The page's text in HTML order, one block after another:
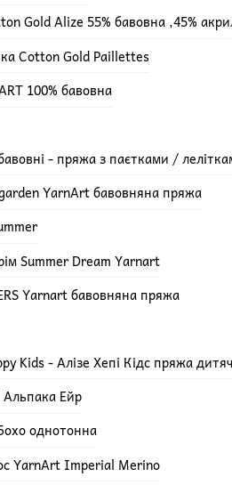
Gold Alize 55% бавовна ,45%
Cotton Gold Paillettes
100% бавовна
- пряжа з паєтками /
YarnArt бавовняна пряжа
Summer Dream Yarnart
Yarnart бавовняна пряжа
Kids - Алізе Хепі Кідс пряжа
Ейр
однотонна
YarnArt Imperial Merino